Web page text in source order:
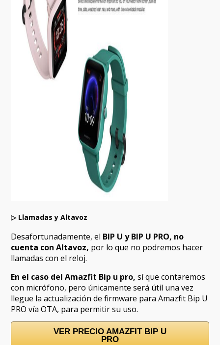
▷ Llamadas y Altavoz
Desafortunadamente, el BIP U y BIP U PRO, no
cuenta con Altavoz, por lo que no podremos hacer
llamadas con el reloj.
En el caso del Amazfit Bip u pro, sí que contaremos
con micrófono, pero únicamente será útil una vez
llegue la actualización de firmware para Amazfit Bip U
PRO vía OTA, para permitir su uso.
VER PRECIO AMAZFIT BIP U
PRO